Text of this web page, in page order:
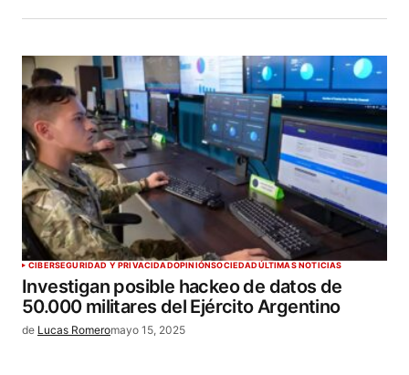
CIBERSEGURIDAD Y PRIVACIDADOPINIÓNSOCIEDADÚLTIMAS NOTICIAS
Investigan posible hackeo de datos de
50.000 militares del Ejército Argentino
de Lucas Romeromayo 15, 2025